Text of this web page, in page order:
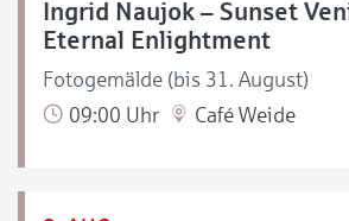
Ingrid Naujok – Sunset
Eternal Enlightment
Fotogemälde (bis 31. August)
09:00 Uhr
Café Weide